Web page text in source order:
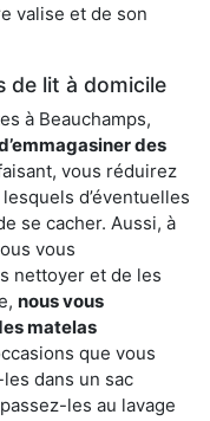
valise et de son
de lit à domicile
à Beauchamps,
des
vous réduirez
d’éventuelles
se cacher. Aussi, à
vous
nettoyer et de les
nous vous
matelas
que vous
dans un sac
les au lavage